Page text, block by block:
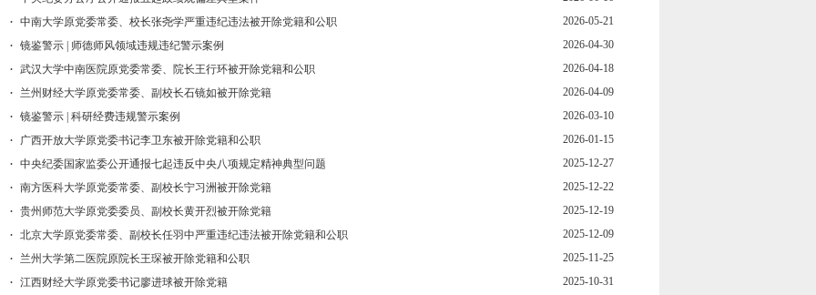
中南大学原党委常委、校长张尧学严重违纪违法被开除党籍和公职
2026-05-21
镜鉴警示 | 师德师风领域违规违纪警示案例
2026-04-30
武汉大学中南医院原党委常委、院长王行环被开除党籍和公职
2026-04-18
兰州财经大学原党委常委、副校长石镜如被开除党籍
2026-04-09
镜鉴警示 | 科研经费违规警示案例
2026-03-10
广西开放大学原党委书记李卫东被开除党籍和公职
2026-01-15
中央纪委国家监委公开通报七起违反中央八项规定精神典型问题
2025-12-27
南方医科大学原党委常委、副校长宁习洲被开除党籍
2025-12-22
贵州师范大学原党委委员、副校长黄开烈被开除党籍
2025-12-19
北京大学原党委常委、副校长任羽中严重违纪违法被开除党籍和公职
2025-12-09
兰州大学第二医院原院长王琛被开除党籍和公职
2025-11-25
江西财经大学原党委书记廖进球被开除党籍
2025-10-31